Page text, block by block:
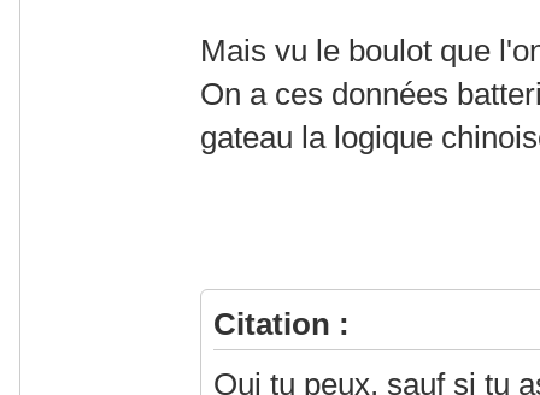
Mais vu le boulot que
On a ces données
gateau la logique
Citation :
Oui tu peux, sauf si tu